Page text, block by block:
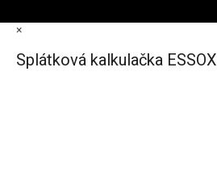
×
Splátková kalkulačka ESSOX